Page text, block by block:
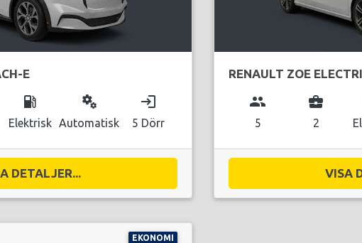
E
local_gas_station
Elektrisk
miscellaneous_services
Automatisk
login
5 Dörr
DETALJER...
RENAULT ZOE
group
5
business_center
2
VISA
EKONOMI